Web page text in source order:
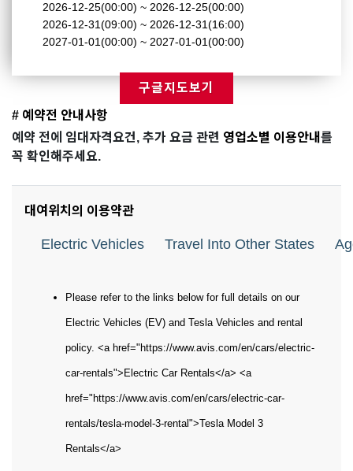
2026-12-25(00:00) ~ 2026-12-25(00:00)
2026-12-31(09:00) ~ 2026-12-31(16:00)
2027-01-01(00:00) ~ 2027-01-01(00:00)
구글지도보기
# 예약전 안내사항
예약 전에 임대자격요건, 추가 요금 관련 영업소별 이용안내 를
꼭 확인해주세요.
대여위치의 이용약관
Electric Vehicles Travel Into Other States
Please refer to the links below for full details on our
Electric Vehicles (EV) and Tesla Vehicles and rental
policy. <a href="https://www.avis.com/en/cars/electric-
car-rentals">Electric Car Rentals</a> <a
href="https://www.avis.com/en/cars/electric-car-
rentals/tesla-model-3-rental">Tesla Model 3
Rentals</a>